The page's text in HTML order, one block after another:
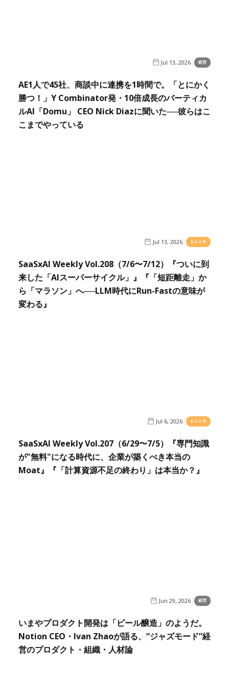
Jul 13, 2026 経営
AE1人で45社、商談中に連携を1時間で。「とにかく
勝つ！」Y Combinator発・10倍成長のバーティカ
ルAI「Domu」 CEO Nick Diazに聞いた──彼らはこ
こまでやっている
Jul 13, 2026 トレンド
SaaSxAI Weekly Vol.208（7/6〜7/12）『ついに到
来した「AIスーパーサイクル」』『「短距離走」か
ら「マラソン」へ──LLM時代にRun-Fastの意味が
変わる』
Jul 6, 2026 トレンド
SaaSxAI Weekly Vol.207（6/29〜7/5）『専門知識
が"無料"になる時代に、企業が築くべき本当の
Moat』『「計算資源不足の終わり」は本当か？』
Jun 29, 2026 経営
いまやプロダクト開発は「ビール醸造」のようだ。
Notion CEO・Ivan Zhaoが語る、“ジャズモード”経
営のプロダクト・組織・人材論